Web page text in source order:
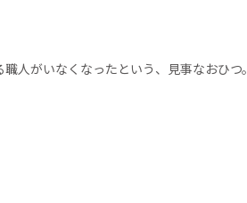
人がいなくなったという、見事なおひつ。